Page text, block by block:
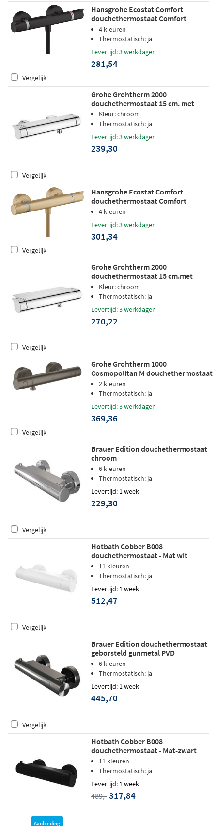
Hansgrohe Ecostat Comfort
douchethermostaat Comfort
opbouw mat zwart
4 kleuren
Thermostatisch: ja
Levertijd: 3 werkdagen
281,54
Vergelijk
Grohe Grohtherm 2000
douchethermostaat 15 cm. met
koppelingen chroom
Kleur: chroom
Thermostatisch: ja
Levertijd: 3 werkdagen
239,30
Vergelijk
Hansgrohe Ecostat Comfort
douchethermostaat Comfort
opbouw Brushed Bronze
4 kleuren
Levertijd: 3 werkdagen
301,34
Vergelijk
Grohe Grohtherm 2000
douchethermostaat 15 cm.met
koppelingen en tray chroom
Kleur: chroom
Thermostatisch: ja
Levertijd: 3 werkdagen
270,22
Vergelijk
Grohe Grohtherm 1000
Cosmopolitan M douchethermostaat
hard graphite geborsteld
2 kleuren
Thermostatisch: ja
Levertijd: 3 werkdagen
369,36
Vergelijk
Brauer Edition douchethermostaat
chroom
6 kleuren
Thermostatisch: ja
Levertijd: 1 week
229,30
Vergelijk
Hotbath Cobber B008
douchethermostaat - Mat wit
11 kleuren
Thermostatisch: ja
Levertijd: 1 week
512,47
Vergelijk
Brauer Edition douchethermostaat
geborsteld gunmetal PVD
6 kleuren
Thermostatisch: ja
Levertijd: 1 week
445,70
Vergelijk
Aanbieding
Hotbath Cobber B008
douchethermostaat - Mat-zwart
11 kleuren
Thermostatisch: ja
Levertijd: 1 week
489,- 317,84